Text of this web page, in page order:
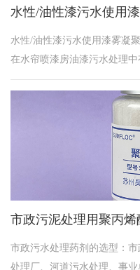
水性/油性漆污水使用
水性/油性漆污水使用漆雾凝
在水帘喷漆房油漆污水处理中
质效果显著，还可以抑制微
以及发臭的现象。漆雾凝聚
药剂，是一种针对水帘喷漆
品，漆雾凝聚剂AB剂的漆雾
分，A剂的作用。B剂的作用
代喷漆污水处理工艺流程中
种水处理药剂，可广泛应用
市政污泥处理用聚丙烯
市政污水处理药剂的选型：
处理厂、河道污水处理、事业